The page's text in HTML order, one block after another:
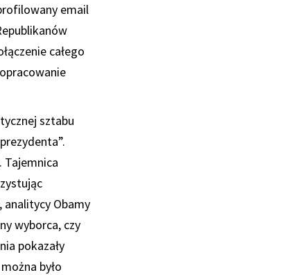
email
całego
sztabu
Tajemnica
analitycy Obamy
wyborca, czy
pokazały
było